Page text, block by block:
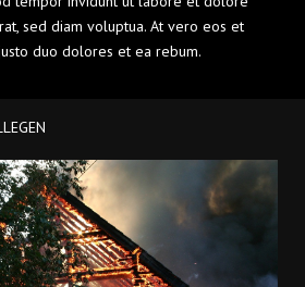
sed diam voluptua. At vero eos et
duo dolores et ea rebum.